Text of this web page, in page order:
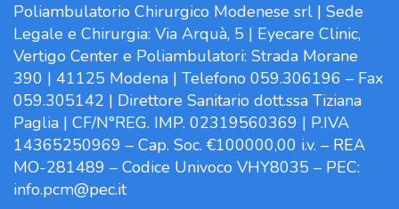
Poliambulatorio Chirurgico Modenese srl | Sede
Legale e Chirurgia: Via Arquà, 5 | Eyecare Clinic,
Vertigo Center e Poliambulatori: Strada Morane
390 | 41125 Modena | Telefono 059.306196 – Fax
059.305142 | Direttore Sanitario dott.ssa Tiziana
Paglia | CF/N°REG. IMP. 02319560369 | P.IVA
14365250969 – Cap. Soc. €100000,00 i.v. – REA
MO-281489 – Codice Univoco VHY8035 – PEC:
info.pcm@pec.it